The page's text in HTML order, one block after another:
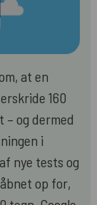
at en
160
og dermed
i
nye tests og
op for,